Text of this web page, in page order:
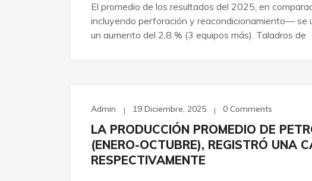
El promedio de los resultados del 2025, en
incluyendo perforación y reacondicionamiento— se
un aumento del 2,8 % (3 equipos más). Taladros de
Admin 19 Diciembre, 2025 0 Comments
LA PRODUCCIÓN PROMEDIO DE
(ENERO-OCTUBRE), REGISTRÓ UNA
RESPECTIVAMENTE